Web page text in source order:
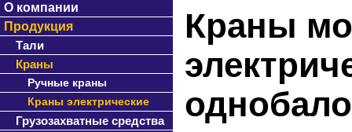
О компании
Продукция
Тали
Краны
Ручные краны
Краны электрические
Грузозахватные средства
Краны